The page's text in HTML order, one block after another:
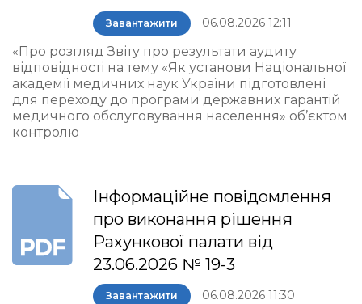
Завантажити 06.08.2026 12:11
«Про розгляд Звіту про результати аудиту
відповідності на тему «Як установи Національної
академії медичних наук України підготовлені
для переходу до програми державних гарантій
медичного обслуговування населення» об’єктом
контролю
Інформаційне повідомлення
про виконання рішення
Рахункової палати від
23.06.2026 № 19-3
Завантажити 06.08.2026 11:30